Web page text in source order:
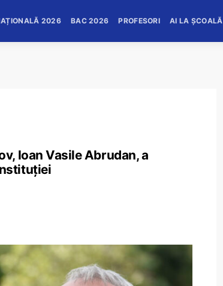
2026 BAC 2026 PROFESORI AI LA ȘCOALĂ
Ioan Vasile Abrudan, a